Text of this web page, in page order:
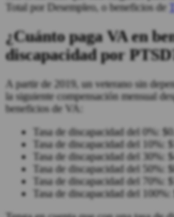
Total por Desempleo, o beneficios de
¿Cuánto paga VA en
discapacidad por
A partir de 2019, un veterano sin
la siguiente compensación mensual
beneficios de VA:
Tasa de discapacidad del 0%:
Tasa de discapacidad del 10%:
Tasa de discapacidad del 30%:
Tasa de discapacidad del 50%:
Tasa de discapacidad del 70%:
Tasa de discapacidad del 100%: